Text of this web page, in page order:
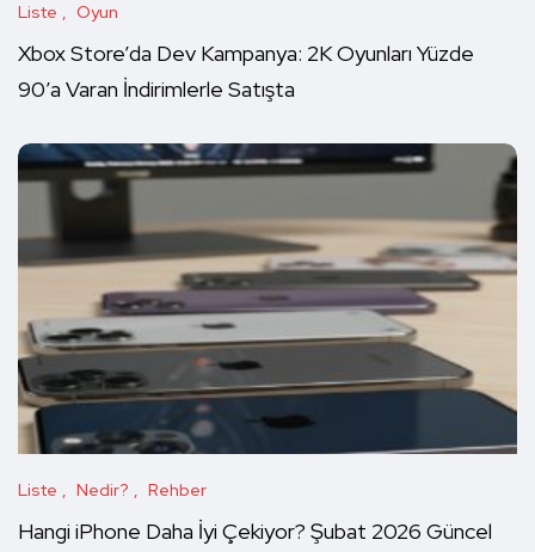
Liste Oyun
Xbox Store’da Dev Kampanya: 2K Oyunları Yüzde
90’a Varan İndirimlerle Satışta
Liste Nedir? Rehber
Hangi iPhone Daha İyi Çekiyor? Şubat 2026 Güncel